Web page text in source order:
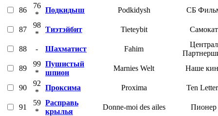
86
76
*
Подкидыш Podkidysh СБ
87
98
*
Тиэтэйбит Tieteybit Самокат
88 - Шахматист Fahim
Централ
89
99
*
Пушистый
шпион
Marnies Welt Наше
90
92
*
Проксима Proxima Ten
91
59
*
Расправь
крылья
Donne-moi des ailes Пионер